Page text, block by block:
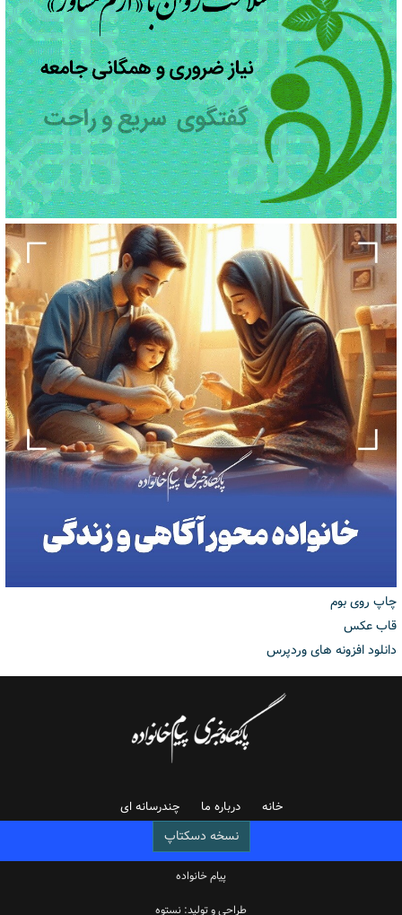
چاپ روی بوم
قاب عکس
دانلود افزونه های وردپرس
خانه درباره ما چندرسانه ای
نسخه دسکتاپ
پیام خانواده
طراحی و تولید: نستوه